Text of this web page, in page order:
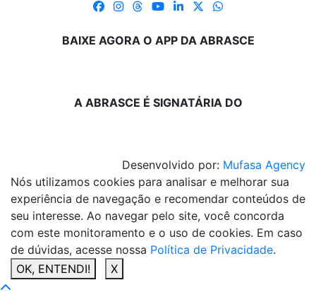
BAIXE AGORA O APP DA ABRASCE
A ABRASCE É SIGNATÁRIA DO
Desenvolvido por: Mufasa Agency
Nós utilizamos cookies para analisar e melhorar sua
experiência de navegação e recomendar conteúdos de
seu interesse. Ao navegar pelo site, você concorda
com este monitoramento e o uso de cookies. Em caso
de dúvidas, acesse nossa Política de Privacidade.
OK, ENTENDI!
X